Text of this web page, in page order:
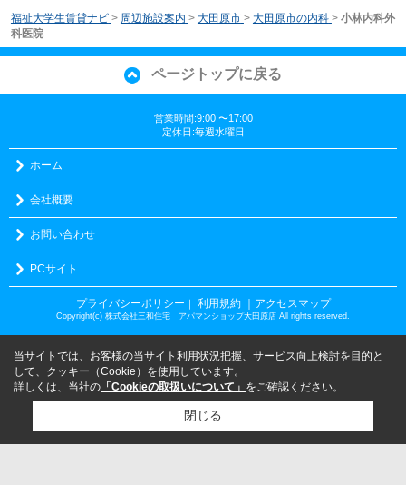
福祉大学生賃貸ナビ > 周辺施設案内 > 大田原市 > 大田原市の内科 > 小林内科外
科医院
ページトップに戻る
営業時間:9:00 〜17:00
定休日:毎週水曜日
ホーム
会社概要
お問い合わせ
PCサイト
プライバシーポリシー ｜ 利用規約 ｜アクセスマップ
Copyright(c) 株式会社三和住宅 アパマンショップ大田原店 All rights reserved.
当サイトでは、お客様の当サイト利用状況把握、サービス向上検討を目的と
して、クッキー（Cookie）を使用しています。
詳しくは、当社の 「Cookieの取扱いについて」 をご確認ください。
閉じる